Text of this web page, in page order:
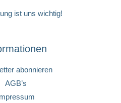
ist uns wichtig!
abonnieren
AGB’s
Impressum